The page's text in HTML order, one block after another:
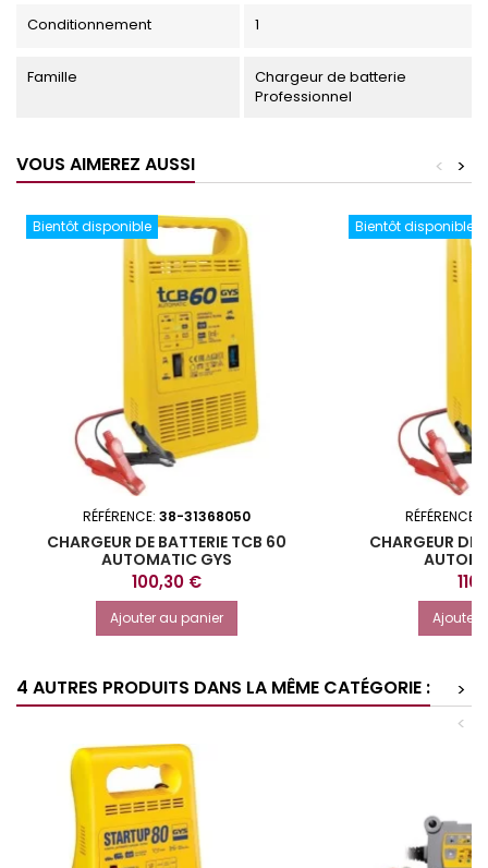
Conditionnement 1
Famille
Chargeur de batterie
Professionnel
VOUS AIMEREZ AUSSI >
<
Bientôt disponible
RÉFÉRENCE: 38-31368050
CHARGEUR DE BATTERIE TCB 60
AUTOMATIC GYS
Prix
100,30 €
Ajouter au panier
Bientôt disponible
RÉFÉRENCE:
CHARGEUR DE
Prix
Ajouter
4 AUTRES PRODUITS DANS LA MÊME CATÉGORIE :
>
<